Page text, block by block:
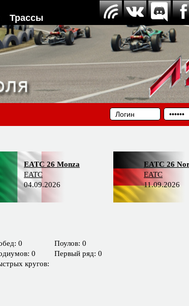
Трассы
EATC 26 Monza
EATC
04.09.2026
EATC 26
EATC
11.09.2026
0
0
кругов:
Поулов: 0
Первый ряд: 0